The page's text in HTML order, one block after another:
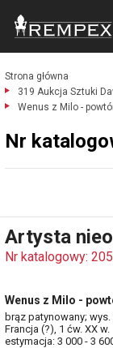
Strona główna
319 Aukcja Sztuki
Wenus z Milo -
Nr
Artysta
Nr katalogowy: 205
Wenus z Milo -
brąz patynowany; wys.
Francja (?), 1 ćw. XX w.
estymacja: 3 000 - 3